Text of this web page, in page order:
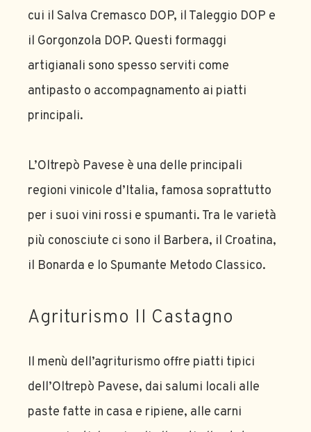
cui il Salva Cremasco DOP, il Taleggio DOP e
il Gorgonzola DOP. Questi formaggi
artigianali sono spesso serviti come
antipasto o accompagnamento ai piatti
principali.
L’Oltrepò Pavese è una delle principali
regioni vinicole d’Italia, famosa soprattutto
per i suoi vini rossi e spumanti. Tra le varietà
più conosciute ci sono il Barbera, il Croatina,
il Bonarda e lo Spumante Metodo Classico.
Agriturismo Il Castagno
Il menù dell’agriturismo offre piatti tipici
dell’Oltrepò Pavese, dai salumi locali alle
paste fatte in casa e ripiene, alle carni